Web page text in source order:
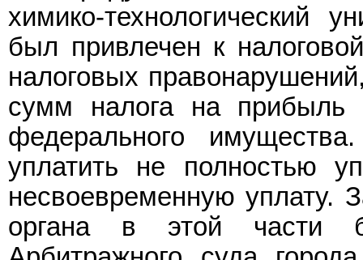
химико-технологический
был привлечен к
налоговых
сумм налога на прибыль
федерального
уплатить не полностью
несвоевременную уплату.
органа в этой части